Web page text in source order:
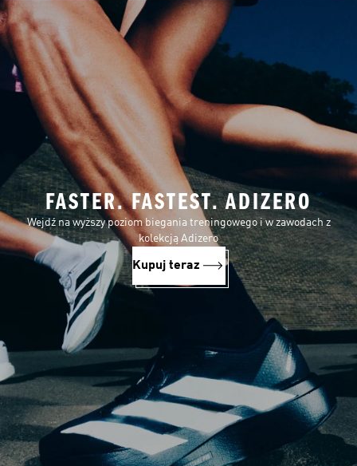
FASTER. FASTEST. ADIZERO
Wejdź na wyższy poziom biegania treningowego i w zawodach z
kolekcją Adizero
Kupuj teraz